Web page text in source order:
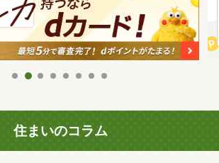
住まいのコラム